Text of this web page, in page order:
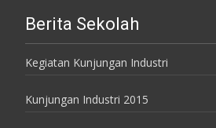
Berita Sekolah
Kegiatan Kunjungan Industri
Kunjungan Industri 2015